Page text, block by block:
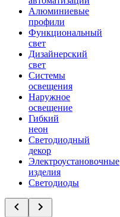
Алюминиевые
профили
Функциональный
свет
Дизайнерский
свет
Системы
освещения
Наружное
освещение
Гибкий
неон
Светодиодный
декор
Электроустановочные
изделия
Светодиоды